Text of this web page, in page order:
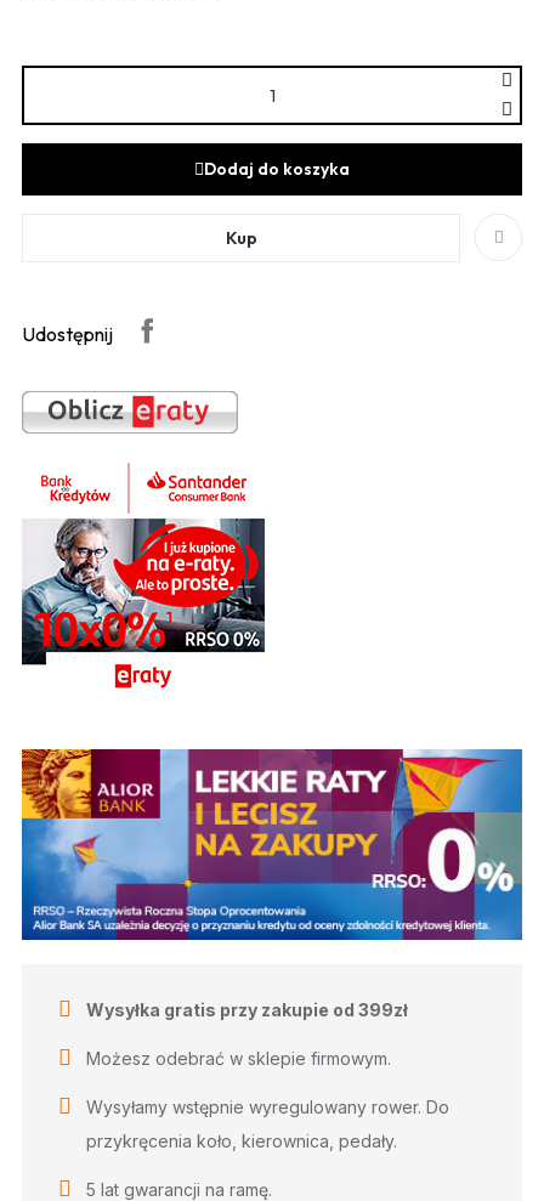
Dodaj do koszyka
Kup
Udostępnij
Wysyłka gratis przy zakupie od 399zł
Możesz odebrać w sklepie firmowym.
Wysyłamy wstępnie wyregulowany rower. Do
przykręcenia koło, kierownica, pedały.
5 lat gwarancji na ramę.